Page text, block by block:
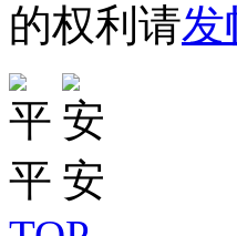
的权利请发